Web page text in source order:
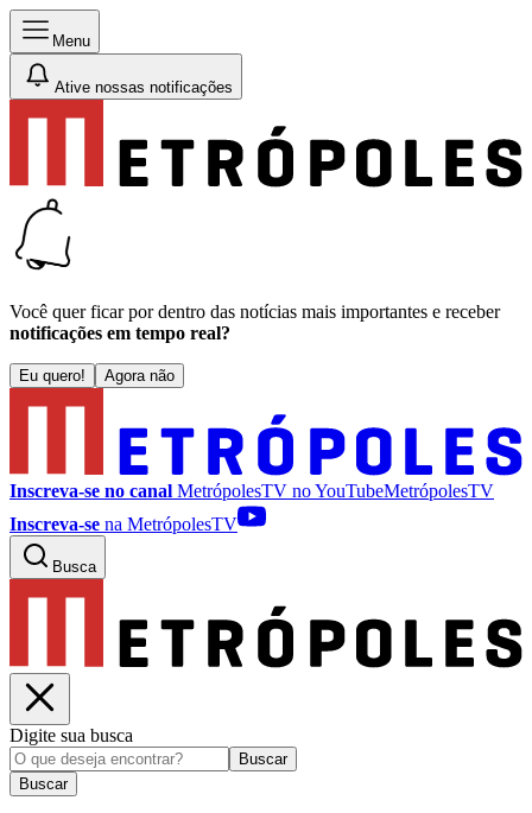
Menu
Ative nossas notificações
Você quer ficar por dentro das notícias mais importantes e receber
notificações em tempo real?
Eu quero! Agora não
Inscreva-se no canal MetrópolesTV noYouTubeMetrópolesTV
Inscreva-se na MetrópolesTV
Busca
Digite sua busca
Buscar
Buscar